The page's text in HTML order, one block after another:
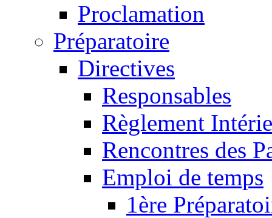
Proclamation
Préparatoire
Directives
Responsables
Règlement
Rencontres des
Emploi de temps
1ère